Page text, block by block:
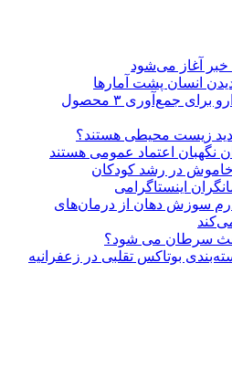
خبر آغاز می‌شود
انسان پشت آمارها
دستور سازمان غذا و دارو برای جمع‌آوری ۳ محصول
زیست محیطی هستند؟
نگهبان اعتماد عمومی هستند
اینستاگرامی
سوزش دهان از درمان‌های
سرطان می شود؟
بوتاکس تقلبی در زعفرانیه